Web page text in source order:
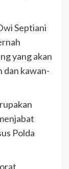
Septiani
yang akan
dan kawan-
Polda